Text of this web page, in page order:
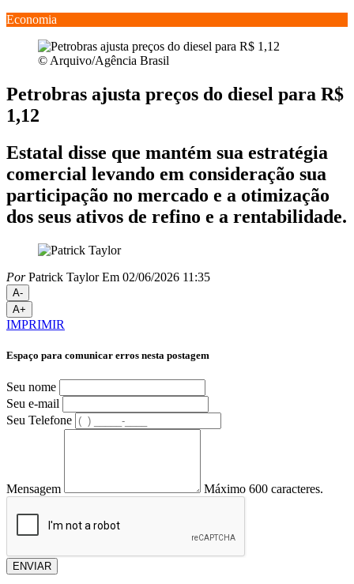
Economia
© Arquivo/Agência Brasil
Petrobras ajusta preços do diesel para R$
1,12
Estatal disse que mantém sua estratégia
comercial levando em consideração sua
participação no mercado e a otimização
dos seus ativos de refino e a rentabilidade.
PorPatrick Taylor Em 02/06/2026 11:35
A-
A+
IMPRIMIR
Espaço para comunicar erros nesta postagem
Seu nome
Seu e-mail
Seu Telefone
Mensagem Máximo 600 caracteres.
ENVIAR